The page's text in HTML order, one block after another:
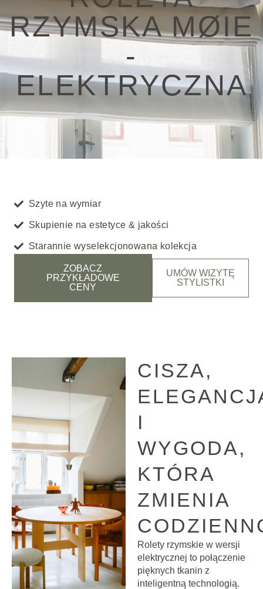
RZYMSKA MØIE
-
ELEKTRYCZNA
Szyte na wymiar
Skupienie na estetyce & jakości
Starannie wyselekcjonowana kolekcja
ZOBACZ
PRZYKŁADOWE
CENY
UMÓW WIZYTĘ
STYLISTKI
CISZA,
I
WYGODA,
KTÓRA
ZMIENIA
Rolety rzymskie w wersji
elektrycznej to połączenie
pięknych tkanin z
inteligentną technologią.